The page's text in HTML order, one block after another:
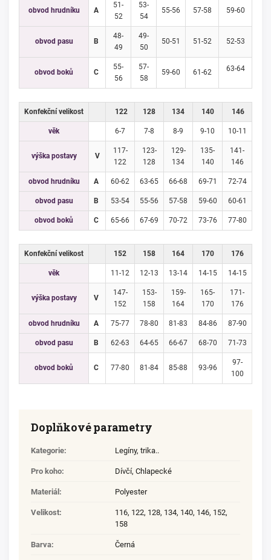
obvod hrudníku A
51-
52
53-
54
55-56 57-58 59-60
obvod pasu B
48-
49
49-
50
50-51 51-52 52-53
obvod boků C
55-
56
57-
58
59-60 61-62 63-64
Konfekční velikost 122 128 134 140 146
věk 6-7 7-8 8-9 9-10 10-11
výška postavy V
117-
122
123-
128
129-
134
135-
140
141-
146
obvod hrudníku A 60-62 63-65 66-68 69-71 72-74
obvod pasu B 53-54 55-56 57-58 59-60 60-61
obvod boků C 65-66 67-69 70-72 73-76 77-80
Konfekční velikost 152 158 164 170 176
věk 11-12 12-13 13-14 14-15 14-15
výška postavy V
147-
152
153-
158
159-
164
165-
170
171-
176
obvod hrudníku A 75-77 78-80 81-83 84-86 87-90
obvod pasu B 62-63 64-65 66-67 68-70 71-73
obvod boků C 77-80 81-84 85-88 93-96
97-
100
Doplňkové parametry
Kategorie: Legíny, trika..
Pro koho: Dívčí, Chlapecké
Materiál : Polyester
Velikost: 116, 122, 128, 134, 140, 146, 152,
158
Barva: Černá